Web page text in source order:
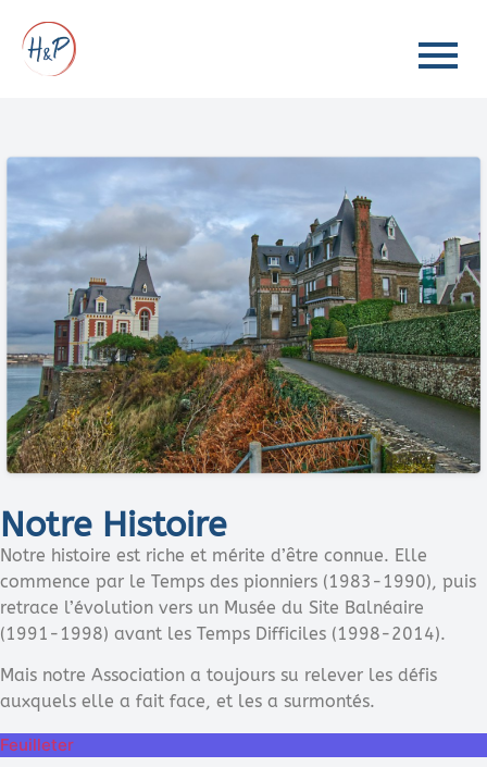
Notre Histoire
Notre histoire est riche et mérite d’être connue. Elle
commence par le Temps des pionniers (1983-1990), puis
retrace l’évolution vers un Musée du Site Balnéaire
(1991-1998) avant les Temps Difficiles (1998-2014).
Mais notre Association a toujours su relever les défis
auxquels elle a fait face, et les a surmontés.
Feuilleter